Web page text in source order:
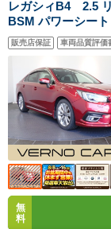
レガシィB4 2.5
BSM パワーシー
スマートキー ステ
ラ フルセグ
販売店保証 車両品質評価
無
料